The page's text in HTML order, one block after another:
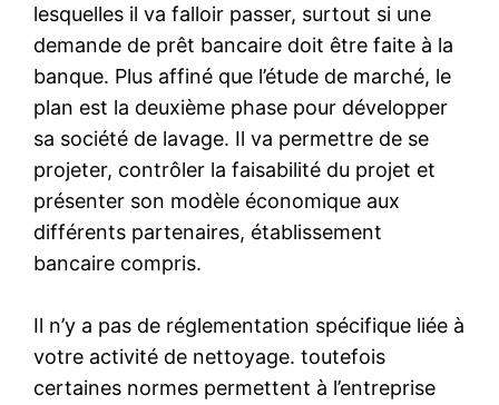
lesquelles il va falloir passer, surtout si une
demande de prêt bancaire doit être faite à la
banque. Plus affiné que l’étude de marché, le
plan est la deuxième phase pour développer
sa société de lavage. Il va permettre de se
projeter, contrôler la faisabilité du projet et
présenter son modèle économique aux
différents partenaires, établissement
bancaire compris.
Il n’y a pas de réglementation spécifique liée à
votre activité de nettoyage. toutefois
certaines normes permettent à l’entreprise